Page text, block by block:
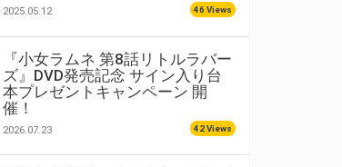
2025.05.12 46 Views
『小女ラムネ 第8話リトルラバー
ズ』DVD発売記念 サイン入り台
本プレゼントキャンペーン 開
催！
2026.07.23 42 Views